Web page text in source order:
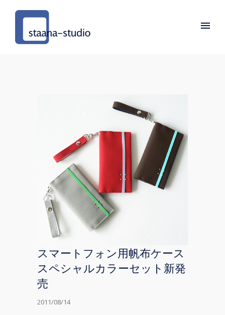
スマートフォン用帆布ケース
スペシャルカラーセット新発
売
2011/08/14